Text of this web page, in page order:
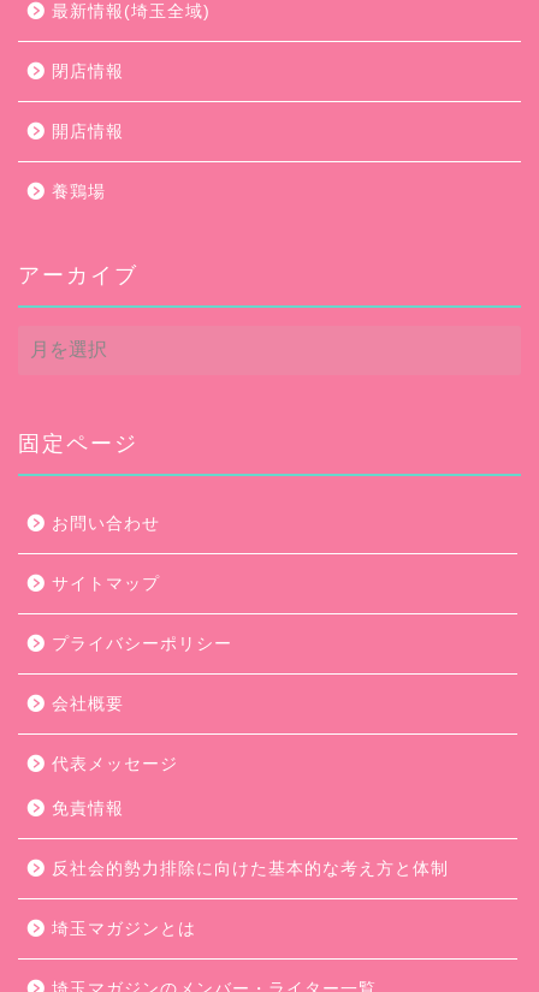
最新情報(埼玉全域)
閉店情報
開店情報
養鶏場
アーカイブ
ア
ー
ブ
固定ページ
お問い合わせ
サイトマップ
プライバシーポリシー
会社概要
代表メッセージ
免責情報
反社会的勢力排除に向けた基本的な考え方と体制
埼玉マガジンとは